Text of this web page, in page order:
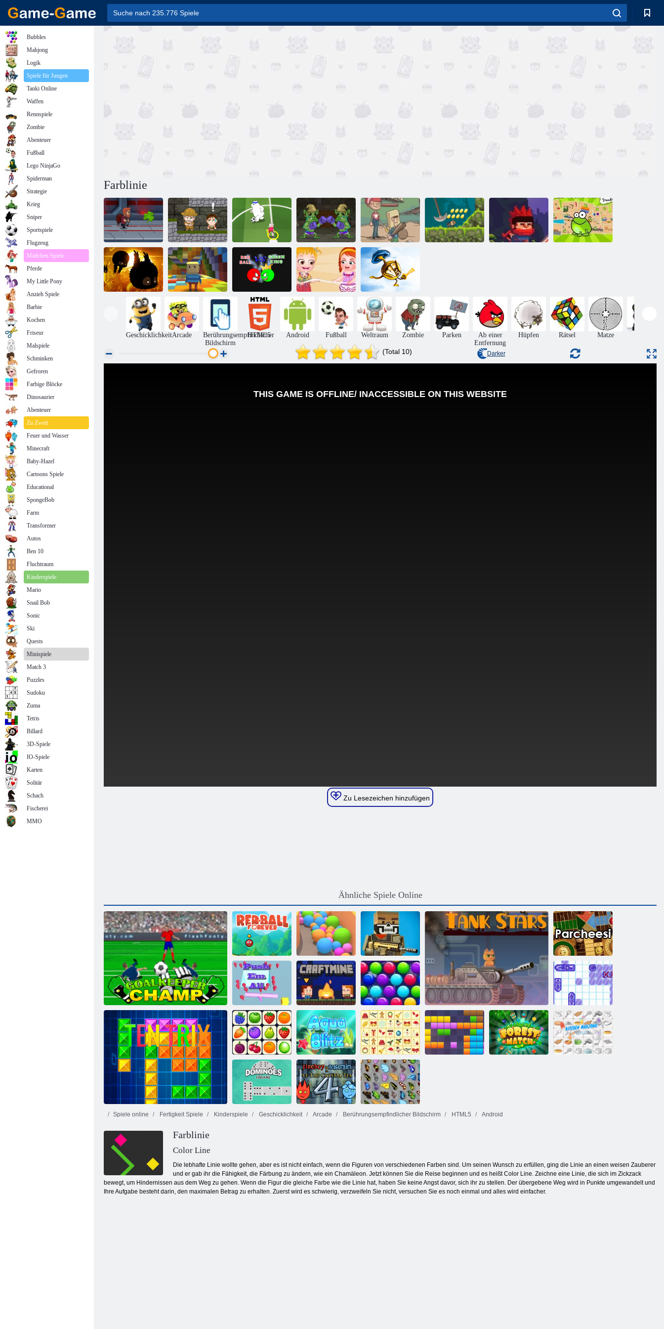
Farblinie
Jetpack Meister Inca Abenteuer Toon Cup 2016 Troll Boxen
Hinterhof-
Helden
Badland
Kogama
Regenbogen
Parkour
Roter Ball gegen
Green King
Baby Hazel
Beach Party
Key & Shield
GeschicklichkeitArcade
Berührungsempfindlicher
Bildschirm
HTML5 Android Fußball Weltraum Zombie Parken
Ab einer
Entfernung
Hüpfen Rätsel Matze
(Total 10) Darker
Zu Lesezeichen hinzufügen
Ähnliche Spiele Online
Torhüter Champ
Roter Ball für
immer
Sandbälle
Verrückte
Pixelkrieg
Parcheesi
Schieben Sie sie
alle
Handwerk
Ten Trix
Smarty Bubbles
X-Mas
Schiffe
Versenken
Onet Connect Aqua Blitz
KrisMas
Mahjong
Spiele online Fertigkeit Spiele Kinderspiele Geschicklichkeit Arcade Berührungsempfindlicher Bildschirm HTML5 Android
Farblinie
Color Line
Die lebhafte Linie wollte gehen, aber es ist nicht einfach, wenn die Figuren von verschiedenen Farben sind. Um seinen Wunsch zu erfüllen, ging die Linie an einen weisen Zauberer
und er gab ihr die Fähigkeit, die Färbung zu ändern, wie ein Chamäleon. Jetzt können Sie die Reise beginnen und es heißt Color Line. Zeichne eine Linie, die sich im Zickzack
bewegt, um Hindernissen aus dem Weg zu gehen. Wenn die Figur die gleiche Farbe wie die Linie hat, haben Sie keine Angst davor, sich ihr zu stellen. Der übergebene Weg wird in Punkte umgewandelt und
Ihre Aufgabe besteht darin, den maximalen Betrag zu erhalten. Zuerst wird es schwierig, verzweifeln Sie nicht, versuchen Sie es noch einmal und alles wird einfacher.
Bubbles
Mahjong
Logik
Spiele für Jungen
Tanki Online
Waffen
Rennspiele
Zombie
Abenteuer
Fußball
Lego NinjaGo
Spiderman
Strategie
Krieg
Sniper
Sportspiele
Flugzeug
Mädchen Spiele
Pferde
My Little Pony
Anzieh Spiele
Barbie
Kochen
Friseur
Malspiele
Schminken
Gefroren
Farbige Blöcke
Dinosaurier
Abenteuer
Zu Zweit
Feuer und Wasser
Minecraft
Baby-Hazel
Cartoons Spiele
Educational
SpongeBob
Farm
Transformer
Autos
Ben 10
Fluchtraum
Kinderspiele
Mario
Snail Bob
Sonic
Ski
Quests
Minispiele
Match 3
Puzzles
Sudoku
Zuma
Tetris
Billard
3D-Spiele
IO-Spiele
Karten
Solitär
Schach
Fischerei
MMO